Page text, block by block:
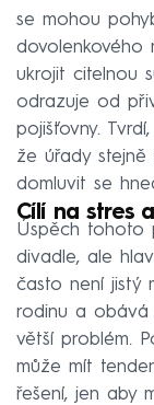
se mohou
dovolenkového
ukrojit citelnou
odrazuje od
pojišťovny.
že úřady stejně
domluvit se
Cílí na stres
Úspěch tohoto
divadle, ale
často není jistý
rodinu a obává
větší problém.
může mít
řešení, jen aby